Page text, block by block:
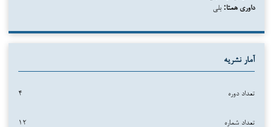
داوری همتا: بلی
آمار نشریه
تعداد دوره‌ ۴
تعداد شماره‌ ۱۲